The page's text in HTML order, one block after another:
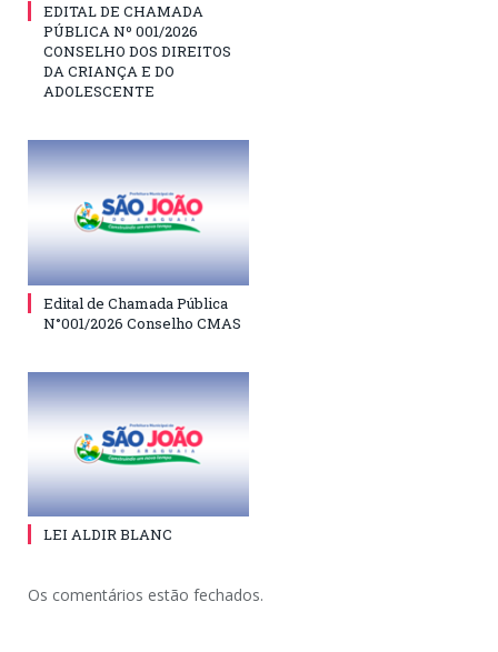
EDITAL DE CHAMADA
PÚBLICA Nº 001/2026
CONSELHO DOS DIREITOS
DA CRIANÇA E DO
ADOLESCENTE
Edital de Chamada Pública
N°001/2026 Conselho CMAS
LEI ALDIR BLANC
Os comentários estão fechados.